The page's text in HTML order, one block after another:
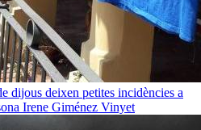
dijous deixen petites incidències a
Irene Giménez Vinyet